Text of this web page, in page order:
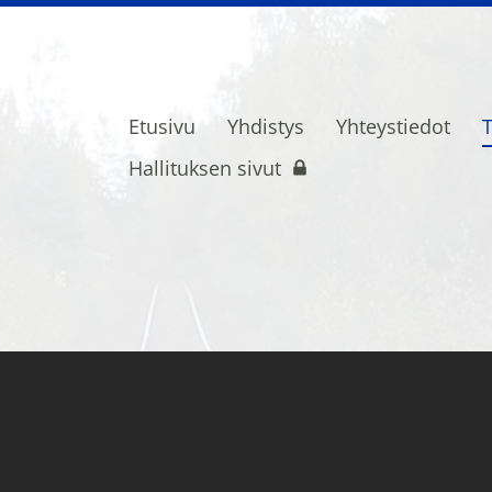
ja
Etusivu Yhdistys Yhteystiedot
Hallituksen sivut